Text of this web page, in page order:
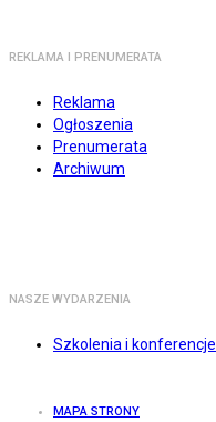
REKLAMA I PRENUMERATA
Reklama
Ogłoszenia
Prenumerata
Archiwum
NASZE WYDARZENIA
Szkolenia i konferencje
MAPA STRONY